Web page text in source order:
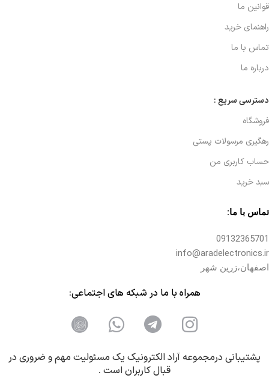
قوانین ما
راهنمای خرید
تماس با ما
درباره ما
دسترسی سریع :
فروشگاه
رهگیری مرسولات پستی
حساب کاربری من
سبد خرید
تماس با ما:
09132365701
info@aradelectronics.ir
اصفهان،زرین شهر
همراه با ما در شبکه های اجتماعی:
پشتیبانی درمجموعه آراد الکترونیک یک مسئولیت مهم و ضروری در
قبال کاربران است .